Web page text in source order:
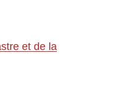
to the
evolved over time,
or renamed
et de la